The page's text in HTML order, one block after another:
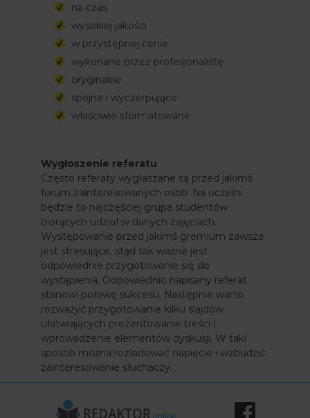
na czas
wysokiej jakości
w przystępnej cenie
wykonane przez profesjonalistę
oryginalne
spójne i wyczerpujące
właściwie sformatowane
Wygłoszenie referatu
Często referaty wygłaszane są przed jakimś
forum zainteresowanych osób. Na uczelni
będzie to najczęściej grupa studentów
biorących udział w danych zajęciach.
Występowanie przed jakimś gremium zawsze
jest stresujące, stąd tak ważne jest
odpowiednie przygotowanie się do
wystąpienia. Odpowiednio napisany referat
stanowi połowę sukcesu. Następnie warto
rozważyć przygotowanie kilku slajdów
ułatwiających prezentowanie treści i
wprowadzenie elementów dyskusji. W taki
sposób można rozładować napięcie i wzbudzić
zainteresowanie słuchaczy.